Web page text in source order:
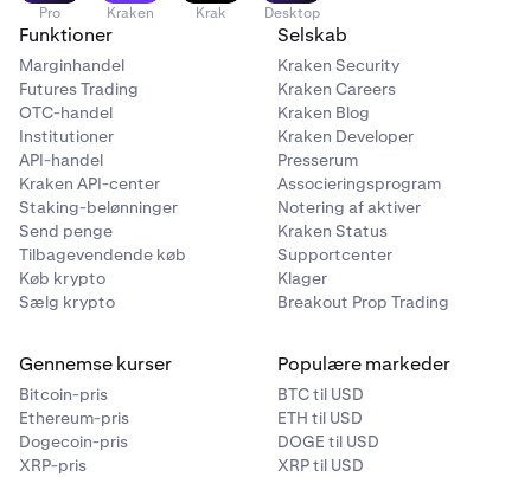
Aave
AAVE
Ethereum (ERC-20)
Aavegotchi
GHST
Ethereum (ERC-20)
AB
AB
Pro Kraken Krak Desktop
Funktioner
Marginhandel
Futures Trading
OTC-handel
Institutioner
API-handel
Kraken API-center
Staking-belønninger
Send penge
Tilbagevendende køb
Køb krypto
Sælg krypto
Selskab
Kraken Security
Kraken Careers
Kraken Blog
Kraken Developer
Presserum
Associeringsprogram
Notering af aktiver
Kraken Status
Supportcenter
Klager
Breakout Prop Trading
Gennemse kurser
Bitcoin-pris
Ethereum-pris
Dogecoin-pris
XRP-pris
Populære markeder
BTC til USD
ETH til USD
DOGE til USD
XRP til USD